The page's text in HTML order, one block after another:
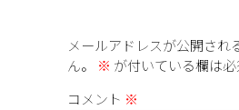
メールアドレスが公開され
ん。
※ が付いている欄は
コメント ※